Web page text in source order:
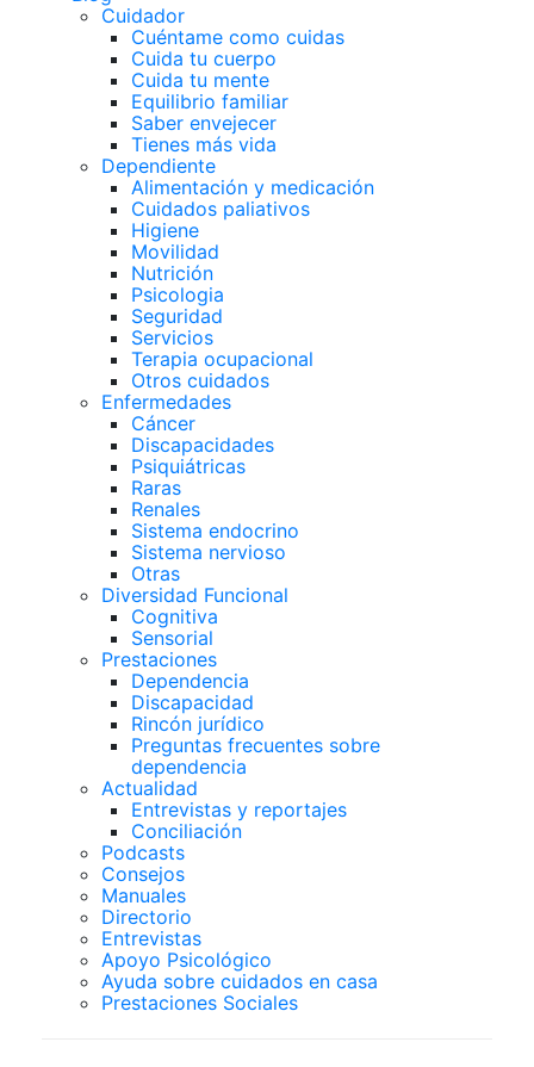
Cuidador
Cuéntame como cuidas
Cuida tu cuerpo
Cuida tu mente
Equilibrio familiar
Saber envejecer
Tienes más vida
Dependiente
Alimentación y medicación
Cuidados paliativos
Higiene
Movilidad
Nutrición
Psicologia
Seguridad
Servicios
Terapia ocupacional
Otros cuidados
Enfermedades
Cáncer
Discapacidades
Psiquiátricas
Raras
Renales
Sistema endocrino
Sistema nervioso
Otras
Diversidad Funcional
Cognitiva
Sensorial
Prestaciones
Dependencia
Discapacidad
Rincón jurídico
Preguntas frecuentes sobre
dependencia
Actualidad
Entrevistas y reportajes
Conciliación
Podcasts
Consejos
Manuales
Directorio
Entrevistas
Apoyo Psicológico
Ayuda sobre cuidados en casa
Prestaciones Sociales